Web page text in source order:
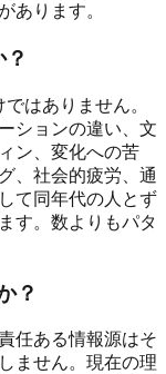
あります。
はありません。
ションの違い、文
ン、変化への苦
、社会的疲労、通
て同年代の人とず
す。数よりもパタ
？
任ある情報源はそ
ません。現在の理